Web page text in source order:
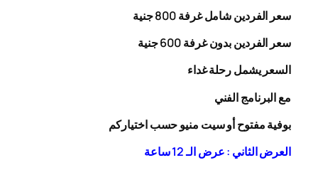
سعر الفردين شامل غرفة
800 جنية
سعر الفردين بدون غرفة
600 جنية
السعر يشمل رحلةغداء
مع البرنامج الفني
بوفية مفتوح أو سيت منيو حسب اختياركم
العرض الثاني : عرض الـ 12 ساعة